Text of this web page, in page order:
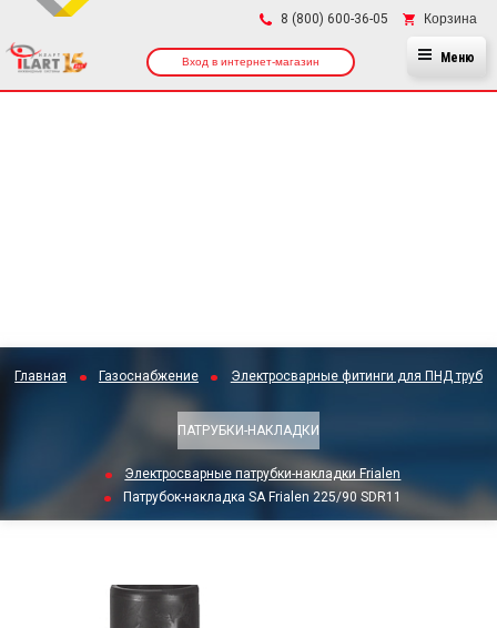
8 (800) 600-36-05 Корзина
Вход в интернет-магазин Меню
Главная Газоснабжение Электросварные фитинги для ПНД труб
ПАТРУБКИ-НАКЛАДКИ
Электросварные патрубки-накладки Frialen
Патрубок-накладка SA Frialen 225/90 SDR11
×